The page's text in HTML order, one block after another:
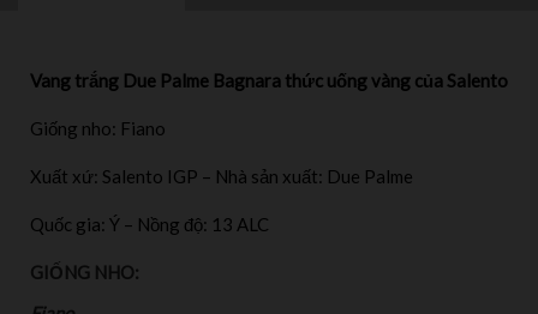
Vang trắng Due Palme Bagnara thức uống vàng của Salento
Giống nho: Fiano
Xuất xứ: Salento IGP – Nhà sản xuất: Due Palme
Quốc gia: Ý – Nồng độ: 13 ALC
GIỐNG NHO: